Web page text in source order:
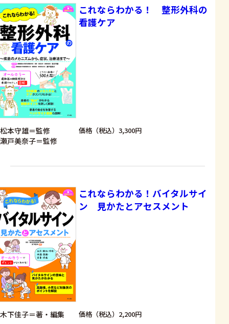
これならわかる！ 整形外科の
看護ケア
松本守雄＝監修
瀬戸美奈子＝監修
価格（税込）3,300円
これならわかる！バイタルサイ
ン 見かたとアセスメント
木下佳子＝著・編集 価格（税込）2,200円